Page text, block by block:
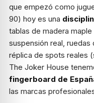
que empezó como
90) hoy es una
tablas de madera
suspensión real,
réplica de spots reales
The Joker House
fingerboard de
las marcas